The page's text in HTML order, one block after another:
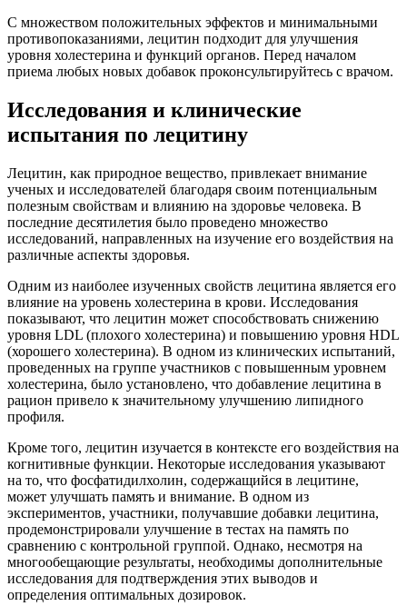
С множеством положительных эффектов и минимальными
противопоказаниями, лецитин подходит для улучшения
уровня холестерина и функций органов. Перед началом
приема любых новых добавок проконсультируйтесь с врачом.
Исследования и клинические
испытания по лецитину
Лецитин, как природное вещество, привлекает внимание
ученых и исследователей благодаря своим потенциальным
полезным свойствам и влиянию на здоровье человека. В
последние десятилетия было проведено множество
исследований, направленных на изучение его воздействия на
различные аспекты здоровья.
Одним из наиболее изученных свойств лецитина является его
влияние на уровень холестерина в крови. Исследования
показывают, что лецитин может способствовать снижению
уровня LDL (плохого холестерина) и повышению уровня HDL
(хорошего холестерина). В одном из клинических испытаний,
проведенных на группе участников с повышенным уровнем
холестерина, было установлено, что добавление лецитина в
рацион привело к значительному улучшению липидного
профиля.
Кроме того, лецитин изучается в контексте его воздействия на
когнитивные функции. Некоторые исследования указывают
на то, что фосфатидилхолин, содержащийся в лецитине,
может улучшать память и внимание. В одном из
экспериментов, участники, получавшие добавки лецитина,
продемонстрировали улучшение в тестах на память по
сравнению с контрольной группой. Однако, несмотря на
многообещающие результаты, необходимы дополнительные
исследования для подтверждения этих выводов и
определения оптимальных дозировок.